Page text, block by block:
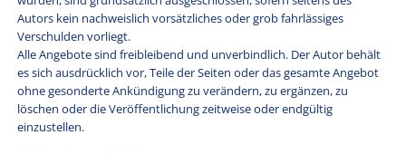
Autors kein nachweislich vorsätzliches oder grob fahrlässiges
Verschulden vorliegt.
Alle Angebote sind freibleibend und unverbindlich. Der Autor behält
es sich ausdrücklich vor, Teile der Seiten oder das gesamte Angebot
ohne gesonderte Ankündigung zu verändern, zu ergänzen, zu
löschen oder die Veröffentlichung zeitweise oder endgültig
einzustellen.